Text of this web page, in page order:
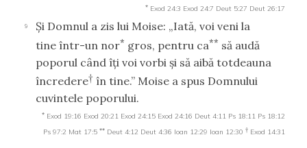
* Exod 24:3 Exod 24:7 Deut 5:27 Deut 26:17
9
Şi Domnul a zis lui Moise: „Iată, voi veni la
tine într-un nor* gros, pentru ca** să audă
poporul când îţi voi vorbi şi să aibă totdeauna
încredere† în tine.” Moise a spus Domnului
cuvintele poporului.
* Exod 19:16 Exod 20:21 Exod 24:15 Exod 24:16 Deut 4:11 Ps 18:11 Ps 18:12
Ps 97:2 Mat 17:5 ** Deut 4:12 Deut 4:36 Ioan 12:29 Ioan 12:30 † Exod 14:31